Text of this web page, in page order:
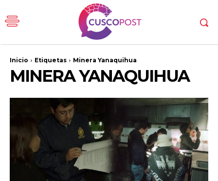
Inicio Etiquetas Minera Yanaquihua
MINERA YANAQUIHUA